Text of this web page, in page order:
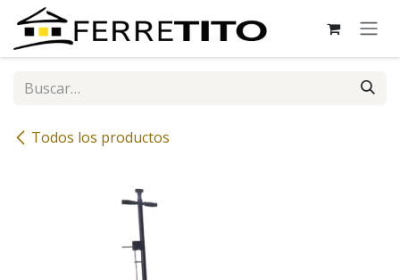
Ir al contenido
Todos los productos